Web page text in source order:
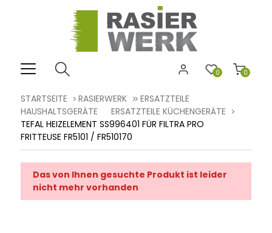
0
0
STARTSEITE RASIERWERK
ERSATZTEILE
HAUSHALTSGERÄTE
ERSATZTEILE KÜCHENGERÄTE
TEFAL HEIZELEMENT SS996401 FÜR FILTRA PRO
FRITTEUSE FR5101 / FR510170
Das von Ihnen gesuchte Produkt ist leider
nicht mehr vorhanden